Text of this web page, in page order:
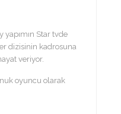
Star tvde
dizisinin kadrosuna
veriyor.
oyuncu olarak